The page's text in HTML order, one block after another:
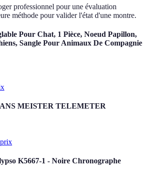
professionnel pour une évaluation
méthode pour valider l'état d'une montre.
Pour Chat, 1 Pièce, Noeud Papillon,
Sangle Pour Animaux De Compagnie
MEISTER TELEMETER
K5667-1 - Noire Chronographe